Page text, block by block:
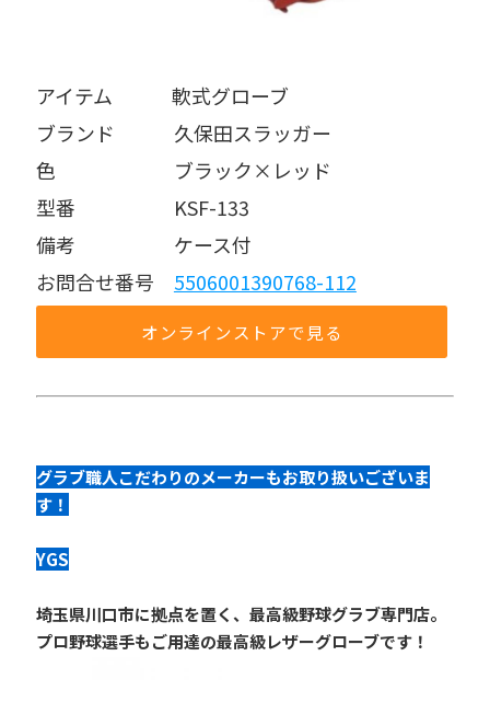
アイテム   軟式グローブ
ブランド   久保田スラッガー
色      ブラック×レッド
型番     KSF-133
備考     ケース付
お問合せ番号 5506001390768-112
オンラインストアで見る
グラブ職人こだわりのメーカーもお取り扱いございま
す！
YGS
埼玉県川口市に拠点を置く、最高級野球グラブ専門店。
プロ野球選手もご用達の最高級レザーグローブです！